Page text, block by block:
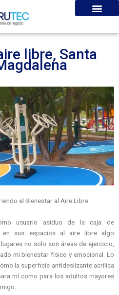
libre, Santa
el Bienestar al Aire Libre
usuario asiduo de la caja de
en sus espacios al aire libre algo
no solo son áreas de ejercicio,
mi bienestar físico y emocional. Lo
la superficie antideslizante acrílica
mí como para los adultos mayores